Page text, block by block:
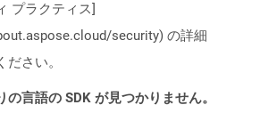
プラクティス]
security) の詳細
ださい。
の言語の SDK が見つかりません。